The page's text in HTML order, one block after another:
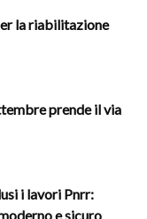
la riabilitazione
prende il via
i lavori Pnrr:
e sicuro